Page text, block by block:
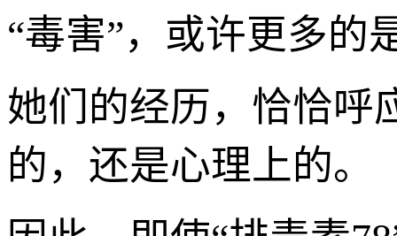
“毒害”，或许更多的
她们的经历，恰恰呼
的，还是心理上的。